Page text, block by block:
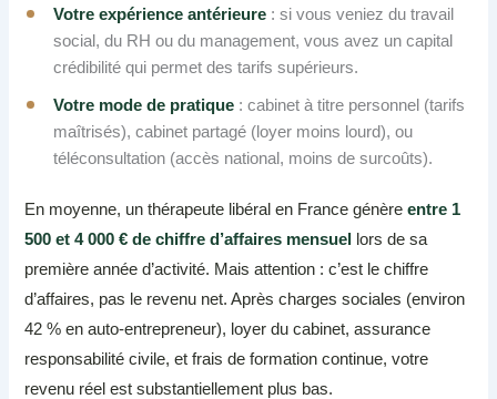
Votre expérience antérieure : si vous veniez du travail
social, du RH ou du management, vous avez un capital
crédibilité qui permet des tarifs supérieurs.
Votre mode de pratique : cabinet à titre personnel (tarifs
maîtrisés), cabinet partagé (loyer moins lourd), ou
téléconsultation (accès national, moins de surcoûts).
En moyenne, un thérapeute libéral en France génèreentre 1
500 et 4 000 € de chiffre d’affaires mensuel lors de sa
première année d’activité. Mais attention : c’est le chiffre
d’affaires, pas le revenu net. Après charges sociales (environ
42 % en auto-entrepreneur), loyer du cabinet, assurance
responsabilité civile, et frais de formation continue, votre
revenu réel est substantiellement plus bas.